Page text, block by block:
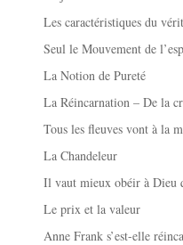
Les caractéristiques du
Seul le Mouvement de
La Notion de Pureté
La Réincarnation – De la
Tous les fleuves vont à la
La Chandeleur
Il vaut mieux obéir à Dieu
Le prix et la valeur
Anne Frank s’est-elle